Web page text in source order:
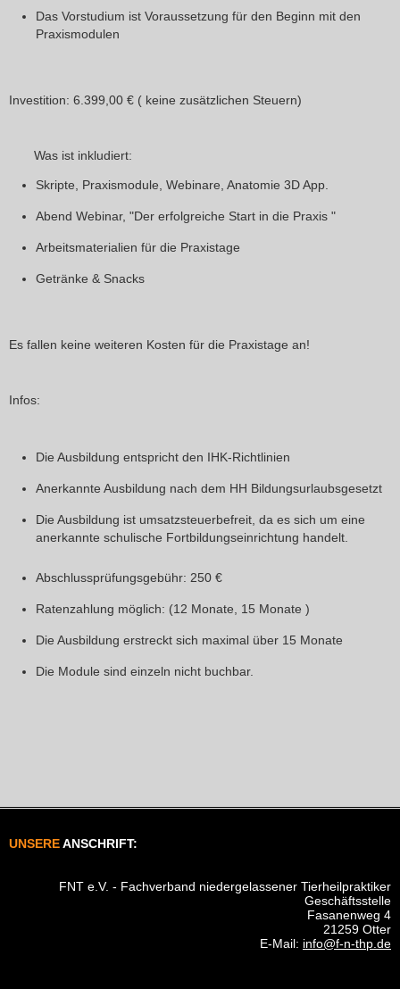
Das Vorstudium ist Voraussetzung für den Beginn mit den
Praxismodulen
Investition: 6.399,00 € ( keine zusätzlichen Steuern)
Was ist inkludiert:
Skripte, Praxismodule, Webinare, Anatomie 3D App.
Abend Webinar, "Der erfolgreiche Start in die Praxis "
Arbeitsmaterialien für die Praxistage
Getränke & Snacks
Es fallen keine weiteren Kosten für die Praxistage an!
Infos:
Die Ausbildung entspricht den IHK-Richtlinien
Anerkannte Ausbildung nach dem HH Bildungsurlaubsgesetzt​
Die Ausbildung ist umsatzsteuerbefreit, da es sich um eine
anerkannte schulische Fortbildungseinrichtung handelt.
Abschlussprüfungsgebühr: 250 €
Ratenzahlung möglich: (12 Monate, 15 Monate )
Die Ausbildung erstreckt sich maximal über 15 Monate
Die Module sind einzeln nicht buchbar.
UNSEREANSCHRIFT:
FNT e.V. - Fachverband niedergelassener Tierheilpraktiker
Geschäftsstelle
Fasanenweg 4
21259 Otter
E-Mail: info@f-n-thp.de